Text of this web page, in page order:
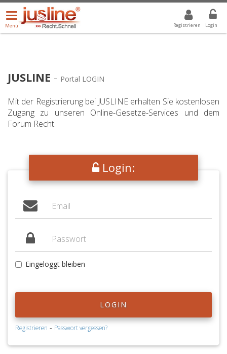
Registrieren Login
Menü
öffnen/schließen
Menü
ALLE DROPDOWN: GEWÄHLTER WERT IST ALLE
JUSLINE - Portal LOGIN
Mit der Registrierung bei JUSLINE erhalten Sie kostenlosen
Zugang zu unseren Online-Gesetze-Services und dem
Forum Recht.
Login:
Eingeloggt bleiben
LOGIN
Registrieren - Passwort vergessen?